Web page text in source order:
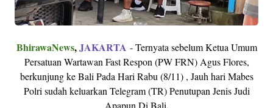
BhirawaNews,JAKARTA - Ternyata sebelum Ketua Umum
Persatuan Wartawan Fast Respon (PW FRN) Agus Flores,
berkunjung ke Bali Pada Hari Rabu (8/11) , Jauh hari Mabes
Polri sudah keluarkan Telegram (TR) Penutupan Jenis Judi
Apapun Di Bali.